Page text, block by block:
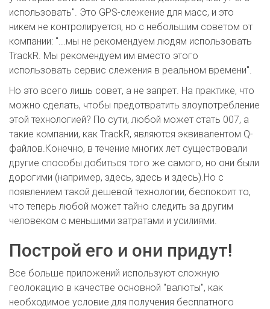
использовать". Это GPS-слежение для масс, и это
никем не контролируется, но с небольшим советом от
компании: "...мы не рекомендуем людям использовать
TrackR. Мы рекомендуем им вместо этого
использовать сервис слежения в реальном времени".
Но это всего лишь совет, а не запрет. На практике, что
можно сделать, чтобы предотвратить злоупотребление
этой технологией? По сути, любой может стать 007, а
такие компании, как TrackR, являются эквивалентом Q-
файлов.Конечно, в течение многих лет существовали
другие способы добиться того же самого, но они были
дорогими (например, здесь, здесь и здесь).Но с
появлением такой дешевой технологии, беспокоит то,
что теперь любой может тайно следить за другим
человеком с меньшими затратами и усилиями.
Построй его и они придут!
Все больше приложений используют сложную
геолокацию в качестве основной "валюты", как
необходимое условие для получения бесплатного